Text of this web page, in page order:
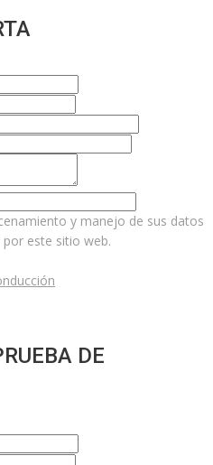
y manejo de sus datos
este sitio web.
DE